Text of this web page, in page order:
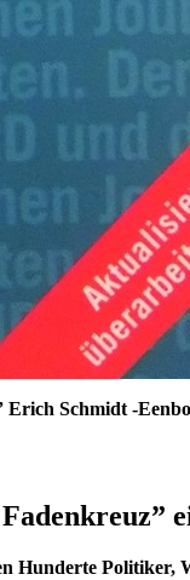
Erich Schmidt -
Politiker,